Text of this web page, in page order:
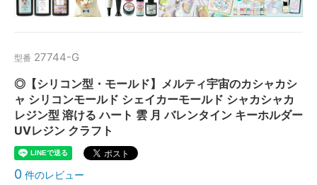
型番 27744-G
◎【シリコン型・モールド】メルティ宇宙のカシャカシ
ャ シリコンモールド シェイカーモールド シャカシャカ
レジン型 溶ける ハート 雲 月 バレンタイン キーホルダー
UVレジン クラフト
0 件のレビュー